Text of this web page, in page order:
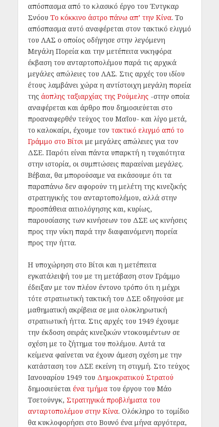
απόσπασμα από το κλασικό έργο του Έντγκαρ
Σνόου Το κόκκινο άστρο πάνω απ’ την Κίνα. Το
απόσπασμα αυτό αναφέρεται στον τακτικό ελιγμό
του ΛΑΣ ο οποίος οδήγησε στην λεγόμενη
Μεγάλη Πορεία και την μετέπειτα νικηφόρα
έκβαση του ανταρτοπολέμου παρά τις αρχικά
μεγάλες απώλειες του ΛΑΣ. Στις αρχές του ιδίου
έτους λαμβάνει χώρα η αντίστοιχη μεγάλη πορεία
της άοπλης ταξιαρχίας της Ρούμελης-στην οποία
αναφέρεται και άρθρο που δημοσιεύεται στο
προαναφερθέν τεύχος του Μαΐου- και λίγο μετά,
το καλοκαίρι, έχουμε τον τακτικό ελιγμό από το
Γράμμο στο Βίτσι με μεγάλες απώλειες για τον
ΔΣΕ. Παρότι είναι πάντα υπαρκτή η τυχαιότητα
στην ιστορία, οι συμπτώσεις παραείναι μεγάλες.
Βέβαια, θα μπορούσαμε να εικάσουμε ότι τα
παραπάνω δεν αφορούν τη μελέτη της κινεζικής
στρατηγικής του ανταρτοπολέμου, αλλά στην
προσπάθεια αιτιολόγησης και, κυρίως,
παρουσίασης των κινήσεων του ΔΣΕ ως κινήσεις
προς την νίκη παρά την διαφαινόμενη πορεία
προς την ήττα.
Η υποχώρηση στο Βίτσι και η μετέπειτα
εγκατάλειψή του με τη μετάβαση στον Γράμμο
έδειξαν με τον πλέον έντονο τρόπο ότι η μέχρι
τότε στρατιωτική τακτική του ΔΣΕ οδηγούσε με
μαθηματική ακρίβεια σε μια ολοκληρωτική
στρατιωτική ήττα. Στις αρχές του 1949 έχουμε
την έκδοση σειράς κινεζικών ντοκουμέντων σε
σχέση με το ζήτημα του πολέμου. Αυτά τα
κείμενα φαίνεται να έχουν άμεση σχέση με την
κατάσταση του ΔΣΕ εκείνη τη στιγμή. Στο τεύχος
Ιανουαρίου 1949 του Δημοκρατικού Στρατού
δημοσιεύεται ένα τμήματου έργου του Μάο
Τσετούνγκ, Στρατηγικά προβλήματα του
ανταρτοπολέμου στην Κίνα. Ολόκληρο το τομίδιο
θα κυκλοφορήσει στο Βουνό ένα μήνα αργότερα,